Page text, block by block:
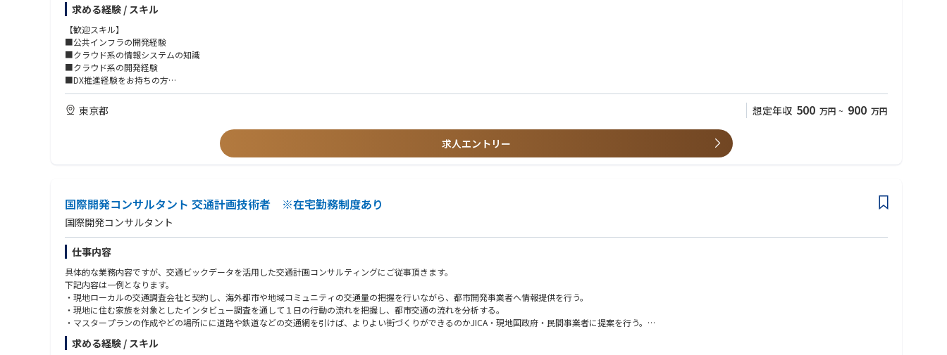
※開発は開発会社に全て外注しております。
＊1案件につき、3～6名ほどでプロジェクトを推進します。
＊これまでに100件以上の導入実績を持ちます。
【手掛けるサービス】
①スマートフォンやタブレットでいつでもどこでも上下水道の管路情報を把握できるシステムにて、上下水道に関する図面や台帳などの情報をデジタルに管理できるようにします。
【企業紹介】
同社は、上下水道事業を中心に、計画・設計等の技術コンサルティング・サービスを提供している建設コンサルタントです。創業以来、水道事業・下水道事業に基盤を置き、河川・砂防事業、廃棄物関連事業へと事業
分野を拡大する中で、創業来一貫して「水」をベースに生きてきた「水コンサルタント」のパイオニアです。
■人々の生活に欠かせないため、不景気の影響はほぼゼロ
■近頃、新型コロナウイルスの影響で世界全体の景気が悪化し、多くの産業が打撃を受けました。しかし、当社の事業は生活インフラである『水』を扱うため、影響はほとんど受けていません
■水処理施設を中心に、それぞれの特徴に合わせたメーカー設備の導入提案、官公庁や施工者との折衝を通した最適な建築計画作成を主に行っていただきます。※建築工事等の建設業務は発生しません。
求める経験 / スキル
【歓迎スキル】
■公共インフラの開発経験
■クラウド系の情報システムの知識
■クラウド系の開発経験
■DX推進経験をお持ちの方
■プロジェクトのマネジメント経験をお持ちの方
【求める人物像】
■お客様とのコミュニケーションを積極的にお取りいただける方
東京都 想定年収 500 万円 ~ 900 万円
求人エントリー
国際開発コンサルタント 交通計画技術者 ※在宅勤務制度あり
国際開発コンサルタント
仕事内容
具体的な業務内容ですが、交通ビックデータを活用した交通計画コンサルティングにご従事頂きます。
下記内容は一例となります。
・現地ローカルの交通調査会社と契約し、海外都市や地域コミュニティの交通量の把握を行いながら、都市開発事業者へ情報提供を行う。
・現地に住む家族を対象としたインタビュー調査を通して１日の行動の流れを把握し、都市交通の流れを分析する。
・マスタープランの作成やどの場所にに道路や鉄道などの交通網を引けば、よりよい街づくりができるのかJICA・現地国政府・民間事業者に提案を行う。
※海外に短期出張に行っていただきます。（東南アジア諸国、中南米、アフリカ地域等幅広く案件ございます。）
※今まで国内で交通計画や調査をされていた方でも、海外で活躍してみたいという想いを持たれている方は積極的に募集しております。
求める経験 / スキル